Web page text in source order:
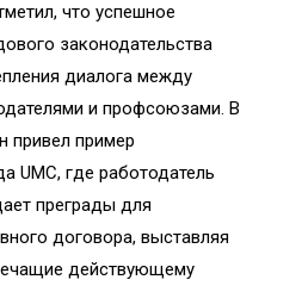
что успешное
законодательства
диалога между
и профсоюзами. В
привел пример
UMC, где работодатель
преграды для
договора, выставляя
действующему